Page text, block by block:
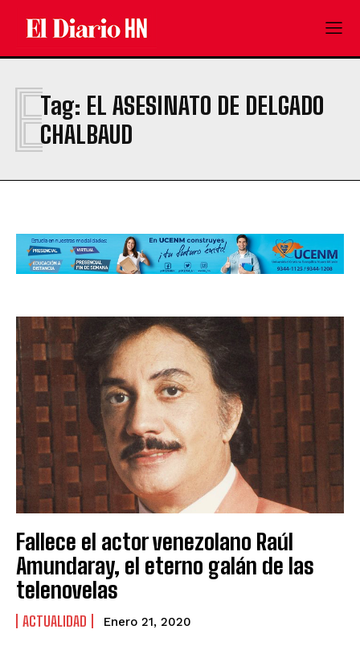
Tag: EL ASESINATO DE DELGADO
CHALBAUD
E
Fallece el actor venezolano Raúl
Amundaray, el eterno galán de las
telenovelas
ACTUALIDAD Enero 21, 2020